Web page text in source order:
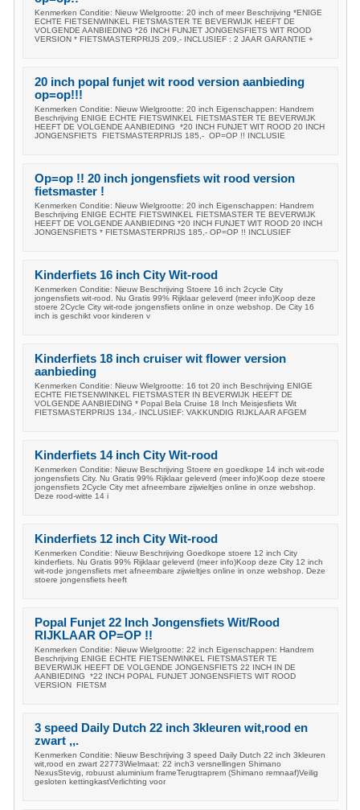
Kenmerken Conditie: Nieuw Wielgrootte: 20 inch of meer Beschrijving *ENIGE
ECHTE FIETSENWINKEL FIETSMASTER TE BEVERWIJK HEEFT DE
VOLGENDE AANBIEDING *26 INCH FUNJET JONGENSFIETS WIT ROOD
VERSION * FIETSMASTERPRIJS 209,- INCLUSIEF : 2 JAAR GARANTIE +
20 inch popal funjet wit rood version aanbieding
op=op!!!
Kenmerken Conditie: Nieuw Wielgrootte: 20 inch Eigenschappen: Handrem
Beschrijving ENIGE ECHTE FIETSWINKEL FIETSMASTER TE BEVERWIJK
HEEFT DE VOLGENDE AANBIEDING *20 INCH FUNJET WIT ROOD 20 INCH
JONGENSFIETS FIETSMASTERPRIJS 185,- OP=OP !! INCLUSIE
Op=op !! 20 inch jongensfiets wit rood version
fietsmaster !
Kenmerken Conditie: Nieuw Wielgrootte: 20 inch Eigenschappen: Handrem
Beschrijving ENIGE ECHTE FIETSWINKEL FIETSMASTER TE BEVERWIJK
HEEFT DE VOLGENDE AANBIEDING *20 INCH FUNJET WIT ROOD 20 INCH
JONGENSFIETS * FIETSMASTERPRIJS 185,- OP=OP !! INCLUSIEF
Kinderfiets 16 inch City Wit-rood
Kenmerken Conditie: Nieuw Beschrijving Stoere 16 inch 2cycle City
jongensfiets wit-rood. Nu Gratis 99% Rijklaar geleverd (meer info)Koop deze
stoere 2Cycle City wit-rode jongensfiets online in onze webshop. De City 16
inch is geschikt voor kinderen v
Kinderfiets 18 inch cruiser wit flower version
aanbieding
Kenmerken Conditie: Nieuw Wielgrootte: 16 tot 20 inch Beschrijving ENIGE
ECHTE FIETSENWINKEL FIETSMASTER IN BEVERWIJK HEEFT DE
VOLGENDE AANBIEDING * Popal Bela Cruise 18 Inch Meisjesfiets Wit
FIETSMASTERPRIJS 134,- INCLUSIEF: VAKKUNDIG RIJKLAAR AFGEM
Kinderfiets 14 inch City Wit-rood
Kenmerken Conditie: Nieuw Beschrijving Stoere en goedkope 14 inch wit-rode
jongensfiets City. Nu Gratis 99% Rijklaar geleverd (meer info)Koop deze stoere
jongensfiets 2Cycle City met afneembare zijwieltjes online in onze webshop.
Deze rood-witte 14 i
Kinderfiets 12 inch City Wit-rood
Kenmerken Conditie: Nieuw Beschrijving Goedkope stoere 12 inch City
kinderfiets. Nu Gratis 99% Rijklaar geleverd (meer info)Koop deze City 12 inch
wit-rode jongensfiets met afneembare zijwieltjes online in onze webshop. Deze
stoere jongensfiets heeft
Popal Funjet 22 Inch Jongensfiets Wit/Rood
RIJKLAAR OP=OP !!
Kenmerken Conditie: Nieuw Wielgrootte: 22 inch Eigenschappen: Handrem
Beschrijving ENIGE ECHTE FIETSENWINKEL FIETSMASTER TE
BEVERWIJK HEEFT DE VOLGENDE JONGENSFIETS 22 INCH IN DE
AANBIEDING *22 INCH POPAL FUNJET JONGENSFIETS WIT ROOD
VERSION FIETSM
3 speed Daily Dutch 22 inch 3kleuren wit,rood en
zwart ,,.
Kenmerken Conditie: Nieuw Beschrijving 3 speed Daily Dutch 22 inch 3kleuren
wit,rood en zwart 22773Wielmaat: 22 inch3 versnellingen Shimano
NexusStevig, robuust aluminium frameTerugtraprem (Shimano remnaaf)Veilig
gesloten kettingkastVerlichting voor